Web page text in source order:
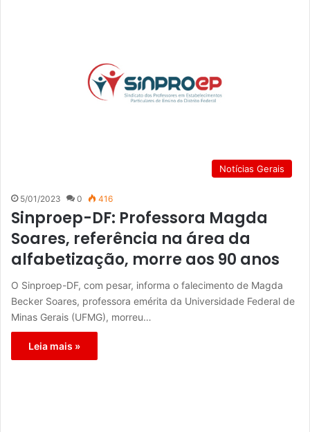
Notícias Gerais
5/01/2023 0 416
Sinproep-DF: Professora Magda
Soares, referência na área da
alfabetização, morre aos 90 anos
O Sinproep-DF, com pesar, informa o falecimento de Magda
Becker Soares, professora emérita da Universidade Federal de
Minas Gerais (UFMG), morreu…
Leia mais »